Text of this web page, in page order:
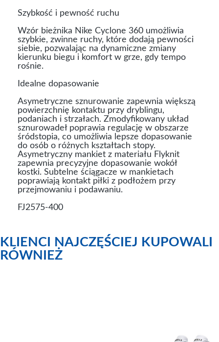
Szybkość i pewność ruchu
Wzór bieżnika Nike Cyclone 360 umożliwia
szybkie, zwinne ruchy, które dodają pewności
siebie, pozwalając na dynamiczne zmiany
kierunku biegu i komfort w grze, gdy tempo
rośnie.
Idealne dopasowanie
Asymetryczne sznurowanie zapewnia większą
powierzchnię kontaktu przy dryblingu,
podaniach i strzałach. Zmodyfikowany układ
sznurowadeł poprawia regulację w obszarze
śródstopia, co umożliwia lepsze dopasowanie
do osób o różnych kształtach stopy.
Asymetryczny mankiet z materiału Flyknit
zapewnia precyzyjne dopasowanie wokół
kostki. Subtelne ściągacze w mankietach
poprawiają kontakt piłki z podłożem przy
przejmowaniu i podawaniu.
FJ2575-400
KLIENCI NAJCZĘŚCIEJ KUPOWALI
RÓWNIEŻ